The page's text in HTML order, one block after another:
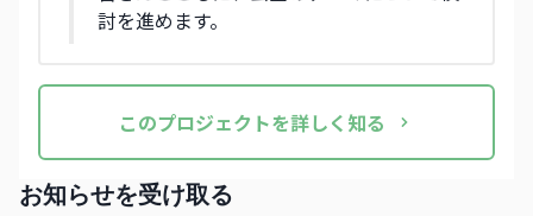
討を進めます。
このプロジェクトを詳しく知る
お知らせを受け取る